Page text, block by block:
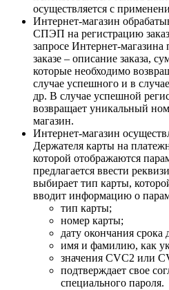
осуществляется с
Интернет-магазин
СПЭП на регистрацию
запросе Интернет-
заказе – описание заказа,
которые необходимо
случае успешного и в
др. В случае успешной
возвращает уникальный
магазин.
Интернет-магазин
Держателя карты на
которой отображаются
предлагается ввести
выбирает тип карты,
вводит информацию о
тип карты;
номер карты;
дату окончания срока
имя и фамилию, как
значения CVC2 или
подтверждает свое
специального пароля.